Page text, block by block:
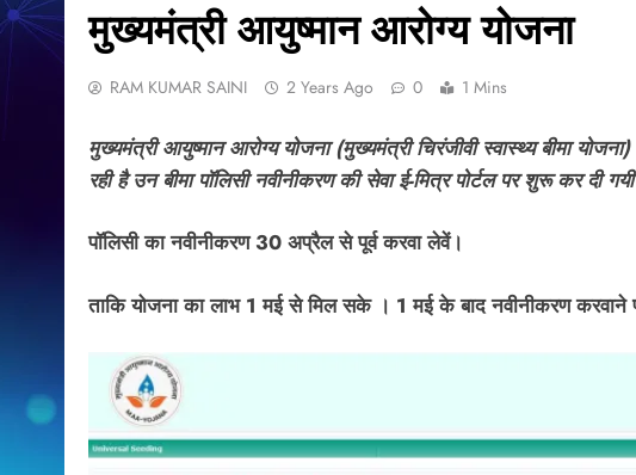
मुख्यमंत्री आयुष्मान आरोग्य योजना
RAM KUMAR SAINI 2 Years Ago 0 1 Mins
मुख्यमंत्री आयुष्मान आरोग्य योजना (मुख्यमंत्री चिरंजीवी स्वास्थ्य बीमा
रही है उन बीमा पॉलिसी नवीनीकरण की सेवा ई-मित्र पोर्टल पर शुरू कर
पॉलिसी का नवीनीकरण 30 अप्रैल से पूर्व करवा लेवें।
ताकि योजना का लाभ 1 मई से मिल सके । 1 मई के बाद नवीनीकरण करवाने